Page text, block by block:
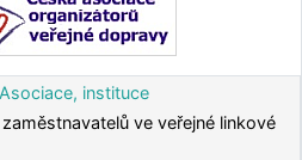
Asociace, instituce
ve veřejné linkové